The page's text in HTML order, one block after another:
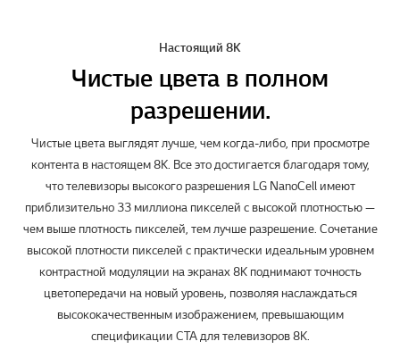
Настоящий 8K
Чистые цвета в полном
разрешении.
Чистые цвета выглядят лучше, чем когда-либо, при просмотре
контента в настоящем 8K. Все это достигается благодаря тому,
что телевизоры высокого разрешения LG NanoCell имеют
приблизительно 33 миллиона пикселей с высокой плотностью —
чем выше плотность пикселей, тем лучше разрешение. Сочетание
высокой плотности пикселей с практически идеальным уровнем
контрастной модуляции на экранах 8K поднимают точность
цветопередачи на новый уровень, позволяя наслаждаться
высококачественным изображением, превышающим
спецификации CTA для телевизоров 8K.